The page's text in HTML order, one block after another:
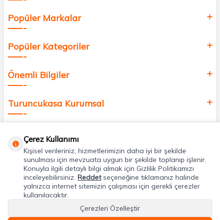
Popüler Markalar
Popüler Kategoriler
Önemli Bilgiler
Turuncukasa Kurumsal
Uygulamalarımız
Adres & İletişim
Çerez Kullanımı
Kişisel verileriniz, hizmetlerimizin daha iyi bir şekilde
sunulması için mevzuata uygun bir şekilde toplanıp işlenir.
Konuyla ilgili detaylı bilgi almak için Gizlilik Politikamızı
inceleyebilirsiniz. Reddetseçeneğine tıklamanız halinde
yalnızca internet sitemizin çalışması için gerekli çerezler
kullanılacaktır.
Çerezleri Özelleştir